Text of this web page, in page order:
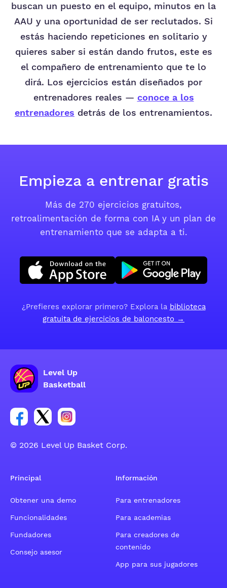
buscan un puesto en el equipo, minutos en la
AAU y una oportunidad de ser reclutados. Si
estás haciendo repeticiones en solitario y
quieres saber si están dando frutos, este es
el compañero de entrenamiento que te lo
dirá. Los ejercicios están diseñados por
entrenadores reales — conoce a los
entrenadores detrás de los entrenamientos.
Empieza a entrenar gratis
Más de 270 ejercicios gratuitos,
retroalimentación de forma con IA y un plan de
entrenamiento que se adapta a ti.
Descárgalo en la App StoreConsíguelo en Google Play
¿Prefieres explorar primero? Explora la biblioteca
gratuita de ejercicios de baloncesto →
Level Up
Basketball
Enlace para el grupo social de la cuenta de Facebook
Enlace para el grupo social de la cuenta de
Enlace para el grupo social de la cuenta
© 2026 Level Up Basket Corp.
Principal
Obtener una demo
Funcionalidades
Fundadores
Consejo asesor
Información
Para entrenadores
Para academias
Para creadores de
contenido
App para sus jugadores